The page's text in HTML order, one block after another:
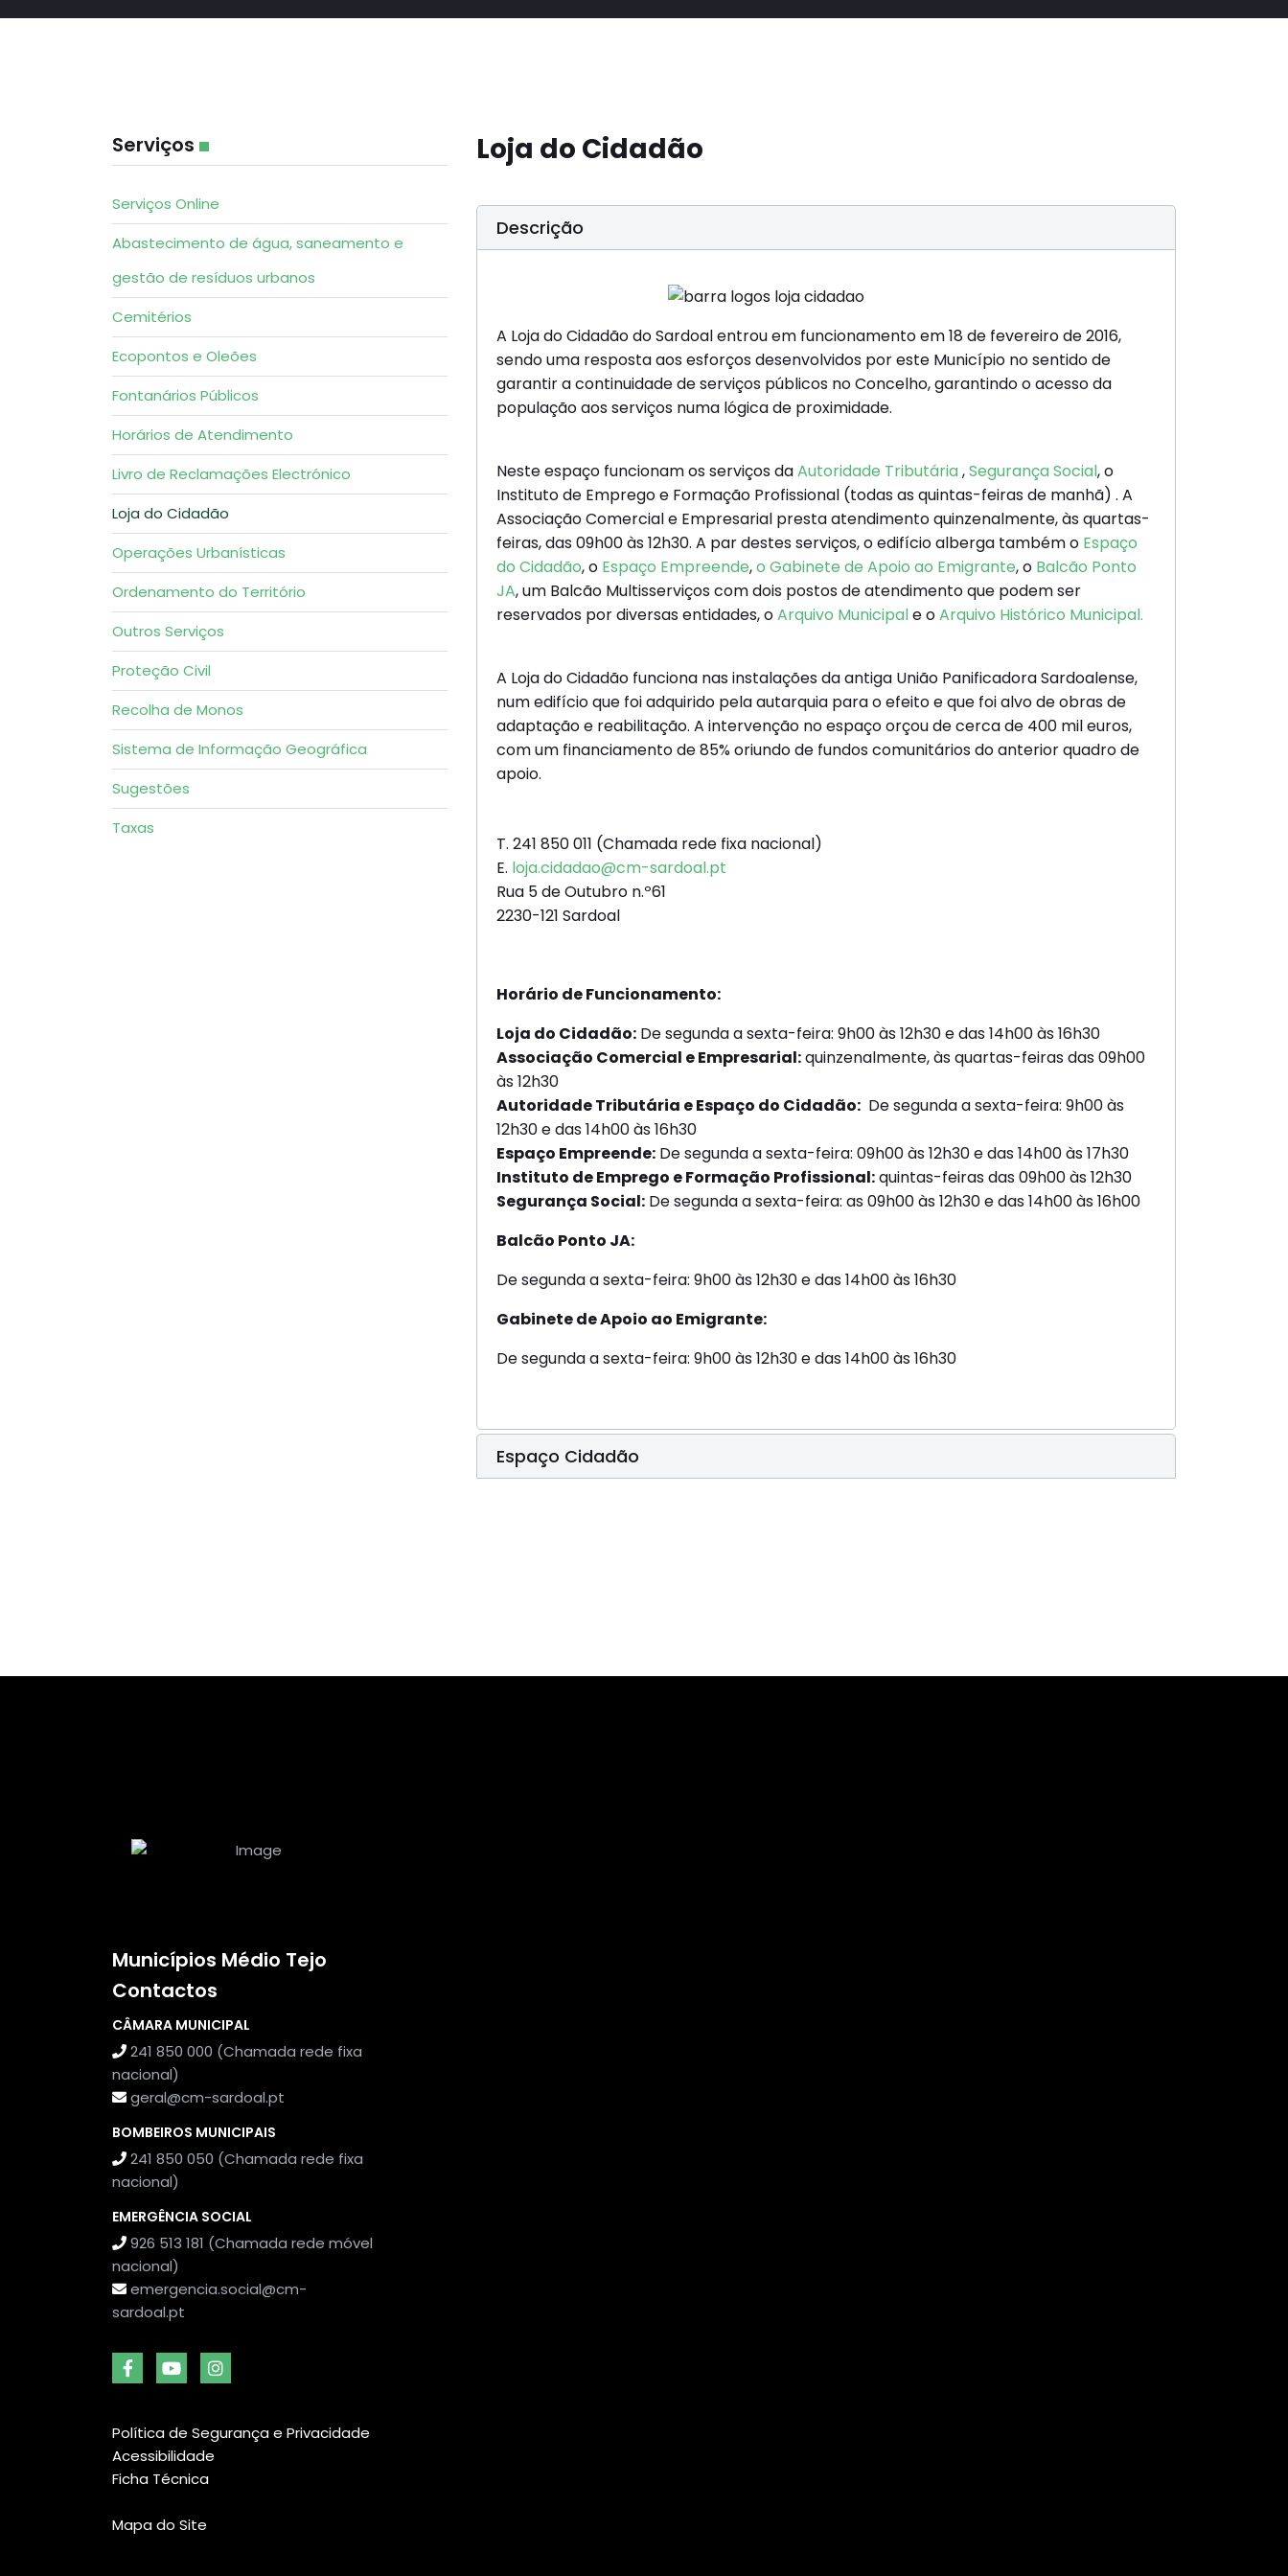
Serviços
Serviços Online
Abastecimento de água, saneamento e
gestão de resíduos urbanos
Cemitérios
Ecopontos e Oleões
Fontanários Públicos
Horários de Atendimento
Livro de Reclamações Electrónico
Loja do Cidadão
Operações Urbanísticas
Ordenamento do Território
Outros Serviços
Proteção Civil
Recolha de Monos
Sistema de Informação Geográfica
Sugestões
Taxas
Loja do Cidadão
Descrição
A Loja do Cidadão do Sardoal entrou em funcionamento em 18 de fevereiro de 2016,
sendo uma resposta aos esforços desenvolvidos por este Município no sentido de
garantir a continuidade de serviços públicos no Concelho, garantindo o acesso da
população aos serviços numa lógica de proximidade.
Neste espaço funcionam os serviços daAutoridade Tributária,Segurança Social, o
Instituto de Emprego e Formação Profissional (todas as quintas-feiras de manhã) . A
Associação Comercial e Empresarial presta atendimento quinzenalmente, às quartas-
feiras, das 09h00 às 12h30. A par destes serviços, o edifício alberga também o Espaço
do Cidadão, o Espaço Empreende,o Gabinete de Apoio ao Emigrante, o Balcão Ponto
JA, um Balcão Multisserviços com dois postos de atendimento que podem ser
reservados por diversas entidades, oArquivo Municipale oArquivo Histórico Municipal.
A Loja do Cidadão funciona nas instalações da antiga União Panificadora Sardoalense,
num edifício que foi adquirido pela autarquia para o efeito e que foi alvo de obras de
adaptação e reabilitação. A intervenção no espaço orçou de cerca de 400 mil euros,
com um financiamento de 85% oriundo de fundos comunitários do anterior quadro de
apoio.
T. 241 850 011 (Chamada rede fixa nacional)
E. loja.cidadao@cm-sardoal.pt
Rua 5 de Outubro n.º61
2230-121 Sardoal
Horário de Funcionamento:
Loja do Cidadão: De segunda a sexta-feira: 9h00 às 12h30 e das 14h00 às 16h30
Associação Comercial e Empresarial:quinzenalmente, às quartas-feiras das 09h00
às 12h30
Autoridade Tributária e Espaço do Cidadão: ­ De segunda a sexta-feira: 9h00 às
12h30 e das 14h00 às 16h30
Espaço Empreende: De segunda a sexta-feira: 09h00 às 12h30 e das 14h00 às 17h30
Instituto de Emprego e Formação Profissional:quintas-feiras das 09h00 às 12h30
Segurança Social: De segunda a sexta-feira: as 09h00 às 12h30 e das 14h00 às 16h00
Balcão Ponto JA:
De segunda a sexta-feira: 9h00 às 12h30 e das 14h00 às 16h30
Gabinete de Apoio ao Emigrante:
De segunda a sexta-feira: 9h00 às 12h30 e das 14h00 às 16h30
Espaço Cidadão
Municípios Médio Tejo
Contactos
CÂMARA MUNICIPAL
241 850 000 (Chamada rede fixa
nacional)
geral@cm-sardoal.pt
BOMBEIROS MUNICIPAIS
241 850 050 (Chamada rede fixa
nacional)
EMERGÊNCIA SOCIAL
926 513 181 (Chamada rede móvel
nacional)
emergencia.social@cm-
sardoal.pt
Política de Segurança e Privacidade
Acessibilidade
Ficha Técnica
Mapa do Site